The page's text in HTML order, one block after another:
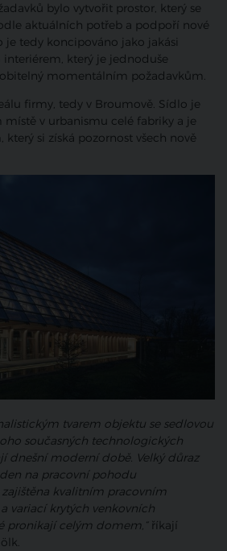
bylo vytvořit prostor, který se
aktuálních potřeb a podpoří nové
je tedy koncipováno jako jakási
který je jednoduše
momentálním požadavkům.
firmy, tedy v Broumově. Sídlo je
místě v urbanismu celé fabriky a je
si získá pozornost všech nově
tvarem objektu se sedlovou
současných technologických
dnešní moderní době. Velký důraz
na pracovní pohodu
kvalitním pracovním
variací krytých venkovních
pronikají celým domem,“ říkají